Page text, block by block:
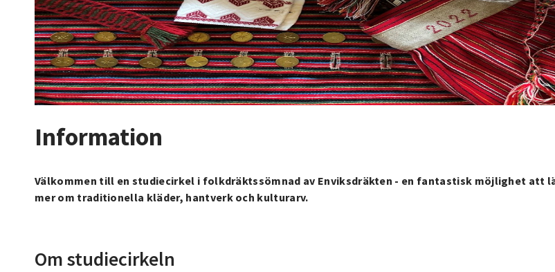
Information
Välkommen till en studiecirkel i folkdräktssömnad av Enviksdräkten - en fantastisk möjlighet att
mer om traditionella kläder, hantverk och kulturarv.
Om studiecirkeln